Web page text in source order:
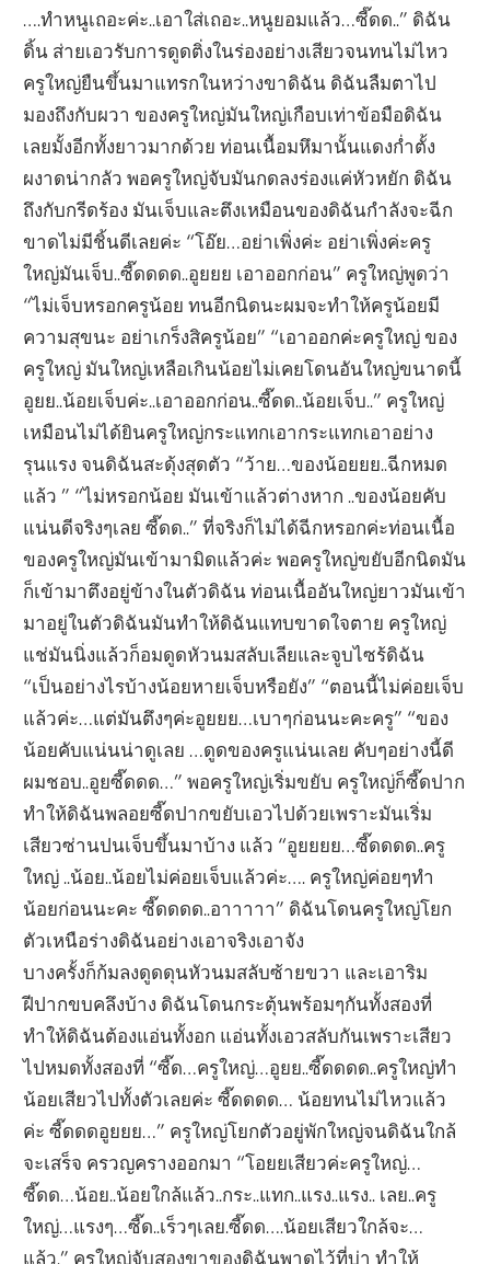
….ทำหนูเถอะค่ะ..เอาใส่เถอะ..หนูยอมแล้ว…ซี๊ดด..” ดิฉัน
ดิ้น ส่ายเอวรับการดูดติ่งในร่องอย่างเสียวจนทนไม่ไหว
ครูใหญ่ยืนขึ้นมาแทรกในหว่างขาดิฉัน ดิฉันลืมตาไป
มองถึงกับผวา ของครูใหญ่มันใหญ่เกือบเท่าข้อมือดิฉัน
เลยมั้งอีกทั้งยาวมากด้วย ท่อนเนื้อมหึมานั้นแดงก่ำตั้ง
ผงาดน่ากลัว พอครูใหญ่จับมันกดลงร่องแค่หัวหยัก ดิฉัน
ถึงกับกรีดร้อง มันเจ็บและตึงเหมือนของดิฉันกำลังจะฉีก
ขาดไม่มีชิ้นดีเลยค่ะ “โอ๊ย…อย่าเพิ่งค่ะ อย่าเพิ่งค่ะครู
ใหญ่มันเจ็บ..ซี๊ดดดด..อูยยย เอาออกก่อน” ครูใหญ่พูดว่า
“ไม่เจ็บหรอกครูน้อย ทนอีกนิดนะผมจะทำให้ครูน้อยมี
ความสุขนะ อย่าเกร็งสิครูน้อย” “เอาออกค่ะครูใหญ่ ของ
ครูใหญ่ มันใหญ่เหลือเกินน้อยไม่เคยโดนอันใหญ่ขนาดนี้
อูยย..น้อยเจ็บค่ะ..เอาออกก่อน..ซี๊ดด..น้อยเจ็บ..” ครูใหญ่
เหมือนไม่ได้ยินครูใหญ่กระแทกเอากระแทกเอาอย่าง
รุนแรง จนดิฉันสะดุ้งสุดตัว “ว้าย…ของน้อยยย..ฉีกหมด
แล้ว ” “ไม่หรอกน้อย มันเข้าแล้วต่างหาก ..ของน้อยคับ
แน่นดีจริงๆเลย ซี๊ดด..” ที่จริงก็ไม่ได้ฉีกหรอกค่ะท่อนเนื้อ
ของครูใหญ่มันเข้ามามิดแล้วค่ะ พอครูใหญ่ขยับอีกนิดมัน
ก็เข้ามาตึงอยู่ข้างในตัวดิฉัน ท่อนเนื้ออันใหญ่ยาวมันเข้า
มาอยู่ในตัวดิฉันมันทำให้ดิฉันแทบขาดใจตาย ครูใหญ่
แช่มันนิ่งแล้วก็อมดูดหัวนมสลับเลียและจูบไซร้ดิฉัน
“เป็นอย่างไรบ้างน้อยหายเจ็บหรือยัง” “ตอนนี้ไม่ค่อยเจ็บ
แล้วค่ะ…แต่มันตึงๆค่ะอูยยย…เบาๆก่อนนะคะครู” “ของ
น้อยคับแน่นน่าดูเลย …ดูดของครูแน่นเลย คับๆอย่างนี้ดี
ผมชอบ..อูยซี๊ดดด…” พอครูใหญ่เริ่มขยับ ครูใหญ่ก็ซี๊ดปาก
ทำให้ดิฉันพลอยซี๊ดปากขยับเอวไปด้วยเพราะมันเริ่ม
เสียวซ่านปนเจ็บขึ้นมาบ้าง แล้ว “อูยยยย…ซี๊ดดดด..ครู
ใหญ่ ..น้อย..น้อยไม่ค่อยเจ็บแล้วค่ะ…. ครูใหญ่ค่อยๆทำ
น้อยก่อนนะคะ ซี๊ดดดด..อาาาาา” ดิฉันโดนครูใหญ่โยก
ตัวเหนือร่างดิฉันอย่างเอาจริงเอาจัง
บางครั้งก็ก้มลงดูดดุนหัวนมสลับซ้ายขวา และเอาริม
ฝีปากขบคลึงบ้าง ดิฉันโดนกระตุ้นพร้อมๆกันทั้งสองที่
ทำให้ดิฉันต้องแอ่นทั้งอก แอ่นทั้งเอวสลับกันเพราะเสียว
ไปหมดทั้งสองที่ “ซี๊ด…ครูใหญ่…อูยย..ซี๊ดดดด..ครูใหญ่ทำ
น้อยเสียวไปทั้งตัวเลยค่ะ ซี๊ดดดด… น้อยทนไม่ไหวแล้ว
ค่ะ ซี๊ดดดอูยยย…” ครูใหญ่โยกตัวอยู่พักใหญ่จนดิฉันใกล้
จะเสร็จ ครวญครางออกมา “โอยยเสียวค่ะครูใหญ่…
ซี๊ดด…น้อย..น้อยใกล้แล้ว..กระ..แทก..แรง..แรง.. เลย..ครู
ใหญ่…แรงๆ…ซี๊ด..เร็วๆเลย.ซี๊ดด….น้อยเสียวใกล้จะ…
แล้ว.” ครูใหญ่จับสองขาของดิฉันพาดไว้ที่บ่า ทำให้